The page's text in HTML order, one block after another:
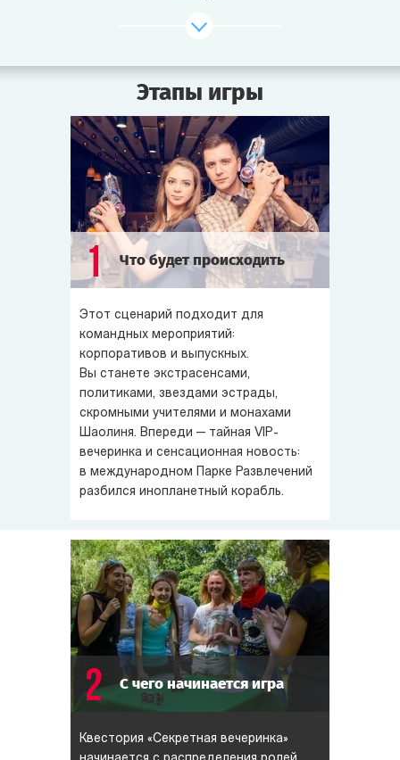
вот увидят и даже смогут приобрести поразительные
Все ждут небывалых чудес.
Но кто мог предположить, что им придется иметь дело
с настоящими инопланетянами и заговором
космического масштаба?
Кому пришло бы в голову, что здесь и сейчас решится
судьба планеты Земля?!
Вам предстоит: собрать неизвестный космический
прибор, расследовать крушение летающей тарелки,
предотвратить захват Земли инопланетянами — а если
вы инопланетянин, то захватить Землю!
Этапы игры
1 Что будет происходить
Этот сценарий подходит для
командных мероприятий:
корпоративов и выпускных.
Вы станете экстрасенсами,
политиками, звездами эстрады,
скромными учителями и монахами
Шаолиня. Впереди — тайная VIP-
вечеринка и сенсационная новость:
в международном Парке Развлечений
разбился инопланетный корабль.
2 С чего начинается игра
Квестория «Секретная вечеринка»